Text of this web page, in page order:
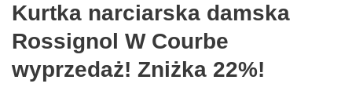
Kurtka narciarska damska
Rossignol W Courbe
wyprzedaż! Zniżka 22%!